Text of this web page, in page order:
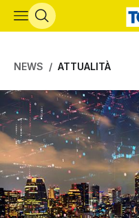
Vai al contenuto principale
NEWS ATTUALITÀ